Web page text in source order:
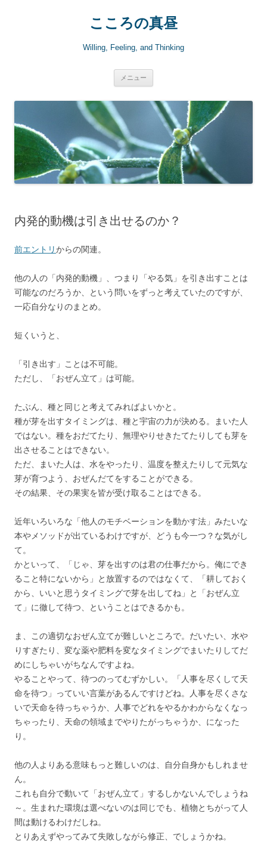
こころの真昼
Willing, Feeling, and Thinking
メニュー
ツ
へ
ス
プ
内発的動機は引き出せるのか？
前エントリからの関連。
他の人の「内発的動機」、つまり「やる気」を引き出すことは
可能なのだろうか、という問いをずっと考えていたのですが、
一応自分なりのまとめ。
短くいうと、
「引き出す」ことは不可能。
ただし、「おぜん立て」は可能。
たぶん、種と同じと考えてみればよいかと。
種が芽を出すタイミングは、種と宇宙の力が決める。まいた人
ではない。種をおだてたり、無理やりせきたてたりしても芽を
出させることはできない。
ただ、まいた人は、水をやったり、温度を整えたりして元気な
芽が育つよう、おぜんだてをすることができる。
その結果、その果実を皆が受け取ることはできる。
近年いろいろな「他人のモチベーションを動かす法」みたいな
本やメソッドが出ているわけですが、どうも今一つ？な気がし
て。
かといって、「じゃ、芽を出すのは君の仕事だから。俺にでき
ること特にないから」と放置するのではなくて、「耕しておく
から、いいと思うタイミングで芽を出してね」と「おぜん立
て」に徹して待つ、ということはできるかも。
ま、この適切なおぜん立てが難しいところで。だいたい、水や
りすぎたり、変な薬や肥料を変なタイミングでまいたりしてだ
めにしちゃいがちなんですよね。
やることやって、待つのってむずかしい。「人事を尽くして天
命を待つ」っていい言葉があるんですけどね。人事を尽くさな
いで天命を待っちゃうか、人事でどれをやるかわからなくなっ
ちゃったり、天命の領域までやりたがっちゃうか、になった
り。
他の人よりある意味もっと難しいのは、自分自身かもしれませ
ん。
これも自分で動いて「おぜん立て」するしかないんでしょうね
～。生まれた環境は選べないのは同じでも、植物とちがって人
間は動けるわけだしね。
とりあえずやってみて失敗しながら修正、でしょうかね。